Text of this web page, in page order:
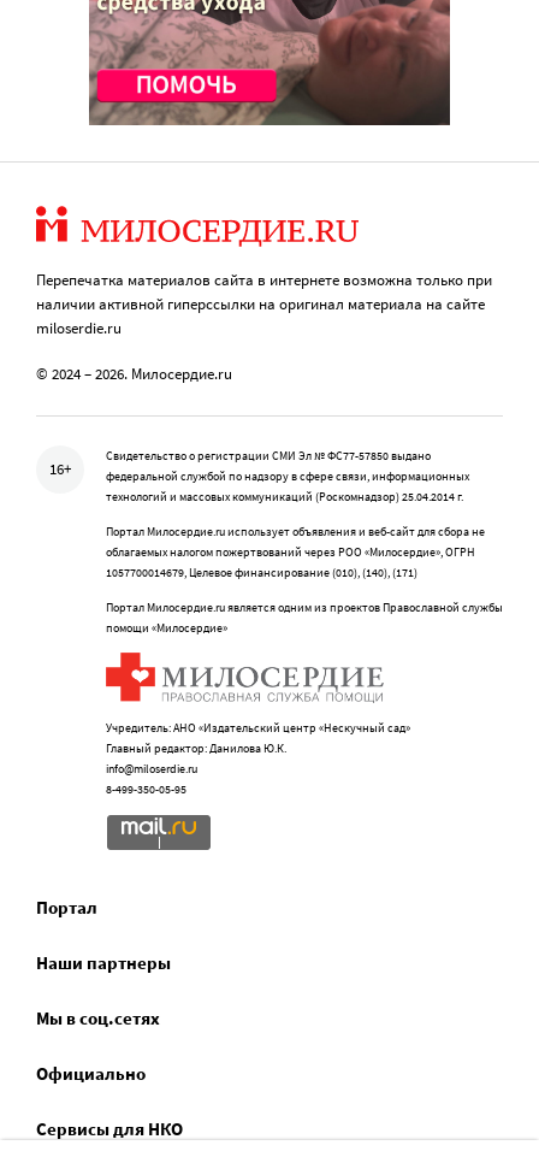
Перепечатка материалов сайта в интернете возможна только при
наличии активной гиперссылки на оригинал материала на сайте
miloserdie.ru
© 2024 – 2026. Милосердие.ru
16+
Свидетельство о регистрации СМИ Эл № ФС77-57850 выдано
федеральной службой по надзору в сфере связи, информационных
технологий и массовых коммуникаций (Роскомнадзор) 25.04.2014 г.
Портал Милосердие.ru использует объявления и веб-сайт для сбора не
облагаемых налогом пожертвований через РОО «Милосердие», ОГРН
1057700014679, Целевое финансирование (010), (140), (171)
Портал Милосердие.ru является одним из проектов Православной службы
помощи «Милосердие»
Учредитель: АНО «Издательский центр «Нескучный сад»
Главный редактор: Данилова Ю.К.
info@miloserdie.ru
8-499-350-05-95
Портал
Наши партнеры
Мы в соц.сетях
Официально
Сервисы для НКО